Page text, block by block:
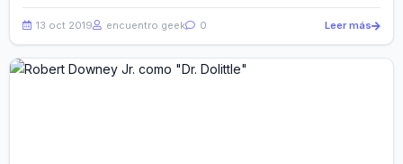
13 oct 2019 encuentro geek 0 Leer más